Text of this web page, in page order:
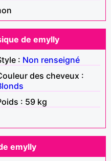
de emylly
: Non renseigné
des cheveux :
: 59 kg
emylly